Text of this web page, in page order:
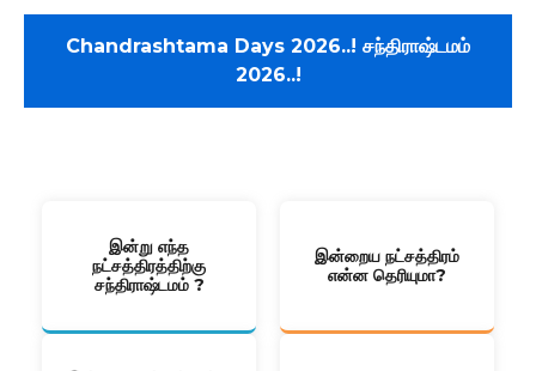
Chandrashtama Days 2026..! சந்திராஷ்டமம்
2026..!
இன்று எந்த
நட்சத்திரத்திற்கு
சந்திராஷ்டமம் ?
இன்றைய நட்சத்திரம்
என்ன தெரியுமா?